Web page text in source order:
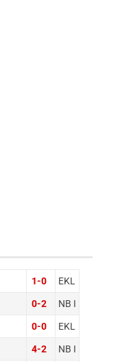
1-0 EKL
0-2 NB I
0-0 EKL
4-2 NB I